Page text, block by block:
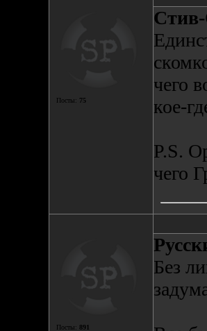
Посты: 75
чего
кое-
P.S.
чего
Посты: 891
Без